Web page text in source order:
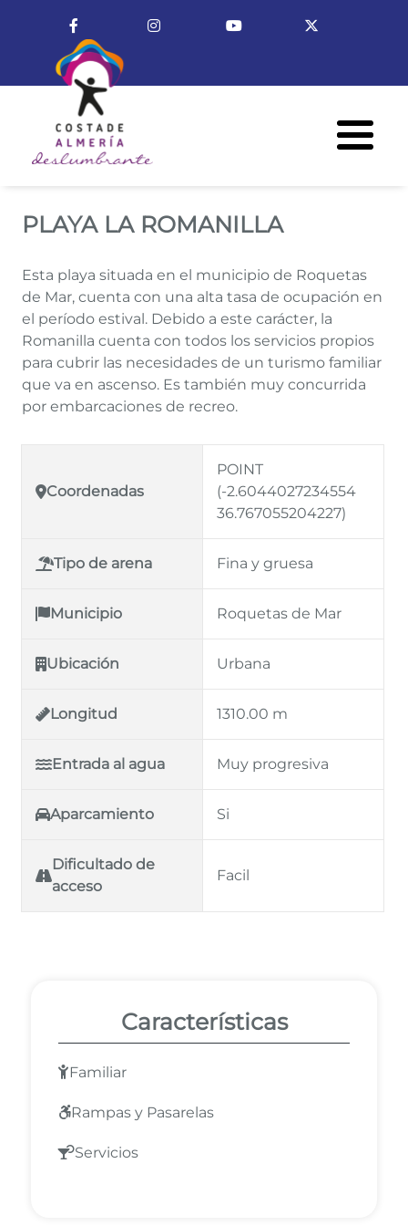
Enlace a FacebookEnlace a InstagramEnlace a Youtube
PLAYA LA ROMANILLA
Esta playa situada en el municipio de Roquetas
de Mar, cuenta con una alta tasa de ocupación en
el período estival. Debido a este carácter, la
Romanilla cuenta con todos los servicios propios
para cubrir las necesidades de un turismo familiar
que va en ascenso. Es también muy concurrida
por embarcaciones de recreo.
Coordenadas
POINT
(-2.6044027234554
36.767055204227)
Tipo de arena Fina y gruesa
Municipio Roquetas de Mar
Ubicación Urbana
Longitud 1310.00 m
Entrada al agua Muy progresiva
Aparcamiento Si
Dificultado de
acceso
Facil
Características
Familiar
Rampas y Pasarelas
Servicios